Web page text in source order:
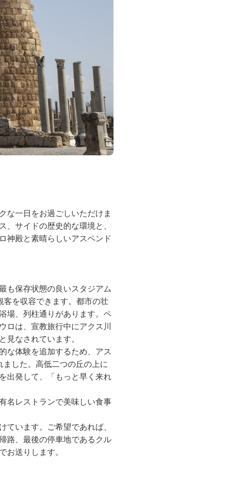
な一日をお過ごしいただけま
サイドの歴史的な環境と、
神殿と素晴らしいアスペンド
も保存状態の良いスタジアム
を収容できます。都市の壮
場、列柱通りがあります。ペ
ロは、宣教旅行中にアクス川
なされています。
な体験を追加するため、アス
した。高低二つの丘の上に
出発して、「もっと早く来れ
名レストランで美味しい食事
います。ご希望であれば、
路、最後の停車地であるクル
送りします。